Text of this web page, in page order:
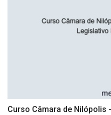
Curso Câmara de Nilópolis